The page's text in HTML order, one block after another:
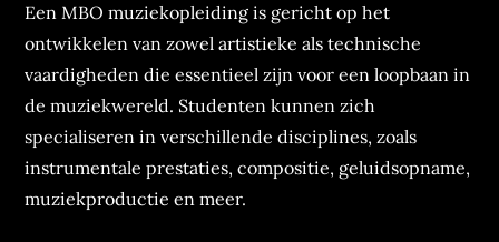
Een MBO muziekopleiding is gericht op het
ontwikkelen van zowel artistieke als technische
vaardigheden die essentieel zijn voor een loopbaan in
de muziekwereld. Studenten kunnen zich
specialiseren in verschillende disciplines, zoals
instrumentale prestaties, compositie, geluidsopname,
muziekproductie en meer.